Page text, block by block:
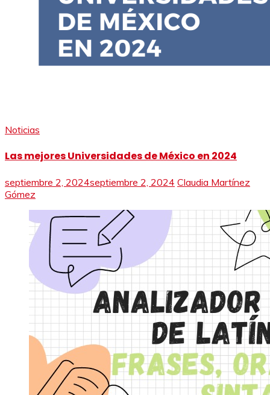
Noticias
Las mejores Universidades de México en 2024
septiembre 2, 2024septiembre 2, 2024 Claudia Martínez
Gómez